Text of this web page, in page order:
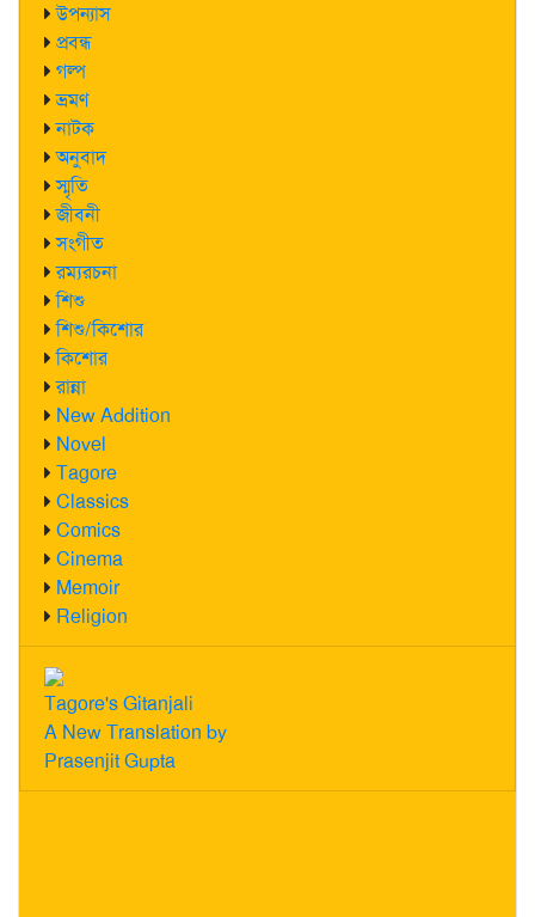
উপন্যাস
প্রবন্ধ
গল্প
ভ্রমণ
নাটক
অনুবাদ
স্মৃতি
জীবনী
সংগীত
রম্যরচনা
শিশু
শিশু/কিশোর
কিশোর
রান্না
New Addition
Novel
Tagore
Classics
Comics
Cinema
Memoir
Religion
Tagore's Gitanjali
A New Translation by
Prasenjit Gupta